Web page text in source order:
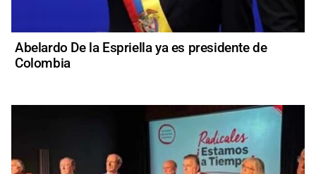
Abelardo De la Espriella ya es presidente de
Colombia